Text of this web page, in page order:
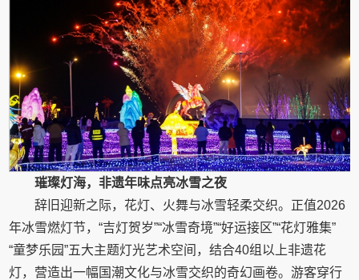
璀璨灯海，非遗年味点亮冰雪之夜
辞旧迎新之际，花灯、火舞与冰雪轻柔交织。正值2026
年冰雪燃灯节，“吉灯贺岁”“冰雪奇境”“好运接区”“花灯雅集”
“童梦乐园”五大主题灯光艺术空间，结合40组以上非遗花
灯，营造出一幅国潮文化与冰雪交织的奇幻画卷。游客穿行